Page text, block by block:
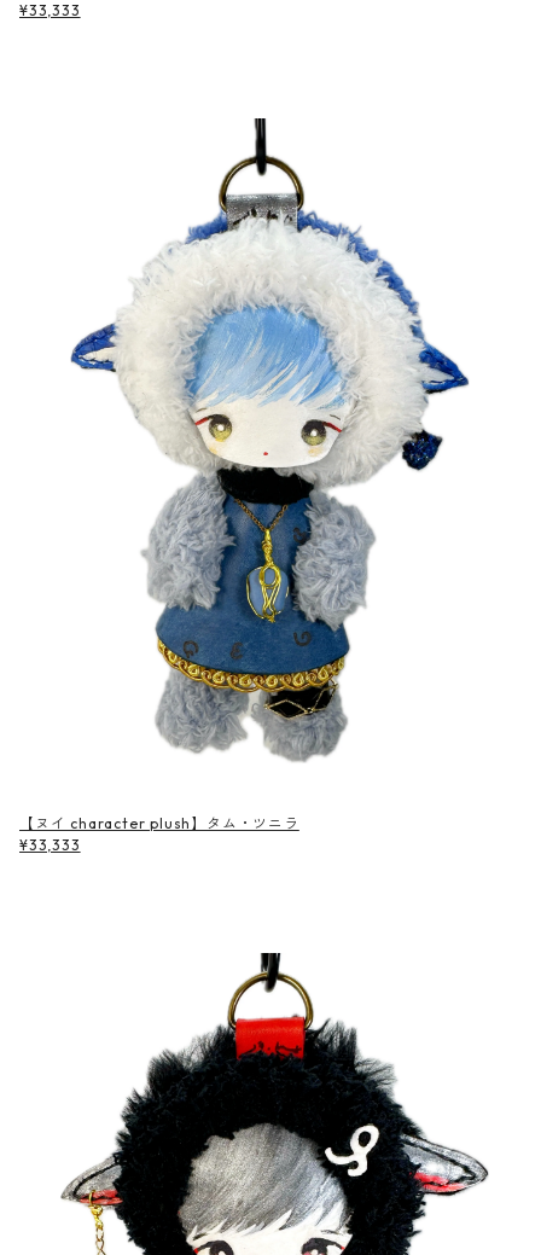
¥33,333
【ヌイ character plush】タム・ツニラ
¥33,333